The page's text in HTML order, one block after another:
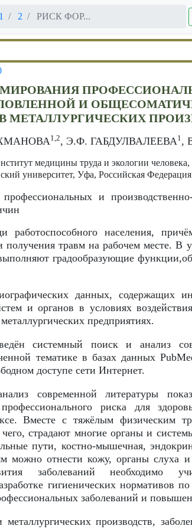
2 РИСК ФОР...
И
МЕТАЛЛУРГИЧЕСКИХ
1,2, Э.Ф. ГАБДУЛВАЛЕЕВА 1,
медицины труда и экологии
университет, Уфа, Российская Федерация
и
работоспособного населения,
получения травм на рабочем месте. В
градообразующие
данных, содержащих
и органов в условиях
предприятиях.
системный поиск и анализ
тематике в базах данных
доступе сети Интернет.
современной литературы
риска для
Вместе с тяжёлым физическим
чего, страдают многие органы и
пути, костно-мышечная,
можно отнести кожу, органы слуха
заболеваний необходимо
гигиенических нормативов
заболеваний и
металлургических производств,